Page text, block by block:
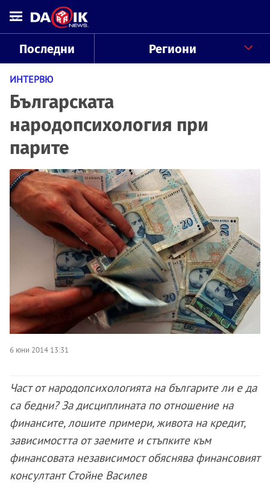
Последни Региони
ИНТЕРВЮ
Българската
народопсихология при
парите
6 юни 2014 13:31
Част от народопсихологията на българите ли е да
са бедни? За дисциплината по отношение на
финансите, лошите примери, живота на кредит,
зависимостта от заемите и стъпките към
финансовата независимост обяснява финансовият
консултант Стойне Василев